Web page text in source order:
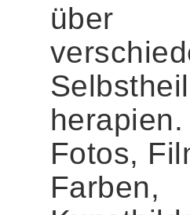
über
herapien.
Fotos,
Farben,